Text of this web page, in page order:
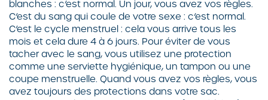
blanches : c’est normal. Un jour, vous avez vos règles.
C’est du sang qui coule de votre sexe : c’est normal.
C’est le cycle menstruel : cela vous arrive tous les
mois et cela dure 4 à 6 jours. Pour éviter de vous
tacher avec le sang, vous utilisez une protection
comme une serviette hygiénique, un tampon ou une
coupe menstruelle. Quand vous avez vos règles, vous
avez toujours des protections dans votre sac.